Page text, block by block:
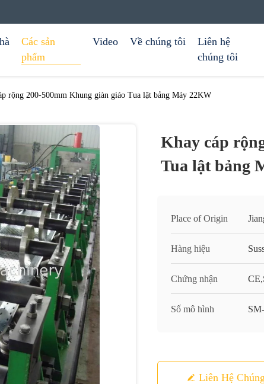
Các sản
phẩm
Video Về chúng tôi
Liên hệ
chúng tôi
rộng 200-500mm Khung giàn giáo Tua lật bảng Máy 22KW
Khay cáp
Tua lật bảng
Place of Origin
Hàng hiệu
Chứng nhận
Số mô hình
Liên Hệ